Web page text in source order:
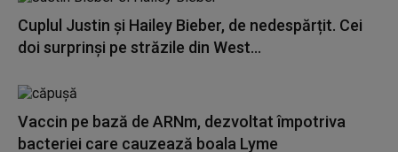
Cuplul Justin și Hailey Bieber, de nedespărțit. Cei
doi surprinși pe străzile din West...
Vaccin pe bază de ARNm, dezvoltat împotriva
bacteriei care cauzează boala Lyme